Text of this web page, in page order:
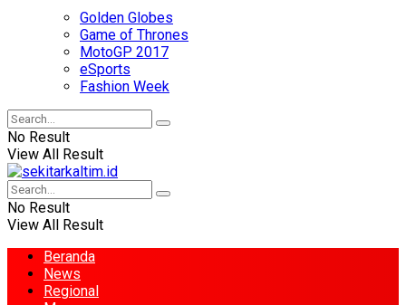
Golden Globes
Game of Thrones
MotoGP 2017
eSports
Fashion Week
No Result
View All Result
No Result
View All Result
Beranda
News
Regional